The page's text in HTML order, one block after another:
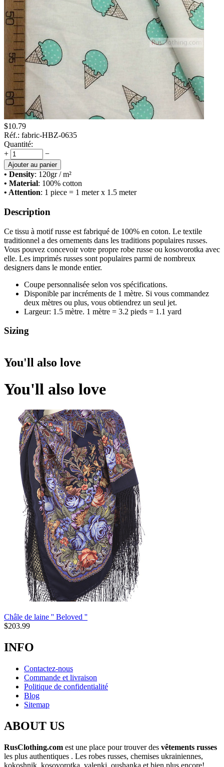
$10.79
Réf.: fabric-HBZ-0635
Quantité:
+
−
Ajouter au panier
• Density: 120gr / m²
• Material: 100% cotton
• Attention: 1 piece = 1 meter x 1.5 meter
Description
Ce tissu à motif russe est fabriqué de 100% en coton. Le textile
traditionnel a des ornements dans les traditions populaires russes.
Vous pouvez concevoir votre propre robe russe ou kosovorotka avec
elle. Les imprimés russes sont populaires parmi de nombreux
designers dans le monde entier.
Coupe personnalisée selon vos spécifications.
Disponible par incréments de 1 mètre. Si vous commandez
deux mètres ou plus, vous obtiendrez un seul jet.
Largeur: 1.5 mètre. 1 mètre = 3.2 pieds = 1.1 yard
Sizing
You'll also love
You'll also love
Châle de laine '' Beloved ''
$203.99
INFO
Contactez-nous
Commande et livraison
Politique de confidentialité
Blog
Sitemap
ABOUT US
RusClothing.com est une place pour trouver des vêtements russes
les plus authentiques . Les robes russes, chemises ukrainiennes,
kokoshnik, kosovorotka, valenki, oushanka et bien plus encore!